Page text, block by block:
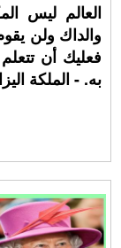
العالم ليس
والداك ولن
فعليك أن
به. - الملكة